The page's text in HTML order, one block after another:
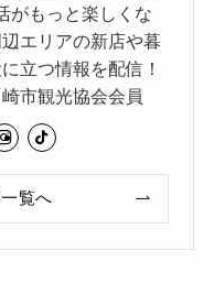
がもっと楽しくな
エリアの新店や暮
立つ情報を配信！
市観光協会会員
覧へ